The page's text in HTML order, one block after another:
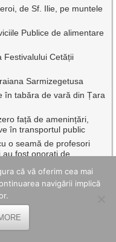
de Sf. Ilie, pe muntele
Publice de alimentare
Festivalului Cetății
Sarmizegetusa
în tabăra de vară din Țara
față de amenințări,
în transportul public
o seamă de profesori
au fost onorați de
rutiere din Petroșani
luni, 20 iulie, cu meciul
avea elevii vacanțele de
că vă oferim cea mai
navigării implică